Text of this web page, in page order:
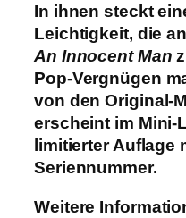
In ihnen steckt
Leichtigkeit, die
An Innocent Man
Pop-Vergnügen
von den Original-
erscheint im Mini-
limitierter Auflage
Seriennummer.
Weitere